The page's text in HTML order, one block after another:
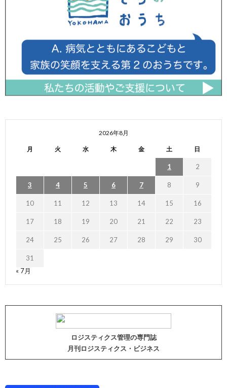
2026年8月
月 火 水 木 金 土 日
1 2
3 4 5 6 7 8 9
10 11 12 13 14 15 16
17 18 19 20 21 22 23
24 25 26 27 28 29 30
31
« 7月
ロジスティクス管理の専門誌
月刊ロジスティクス・ビジネス